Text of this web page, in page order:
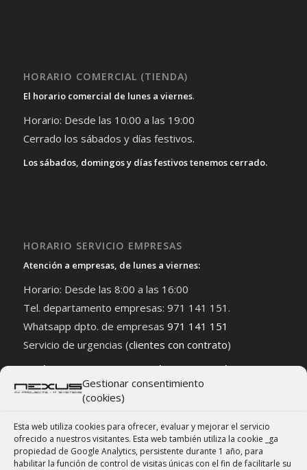
Gestionar consentimiento
(cookies)
Esta web utiliza cookies para ofrecer, evaluar y mejorar el servicio
ofrecido a nuestros visitantes. Esta web también utiliza la cookie _ga
propiedad de Google Analytics, persistente durante 1 año, para
habilitar la función de control de visitas únicas con el fin de facilitarle su
HORARIO COMERCIAL (TIENDA)
El horario comercial de lunes a viernes.
Horario: Desde las 10:00 a las 19:00
Cerrado los sábados y días festivos.
Los sábados, domingos y días festivos tenemos cerrado.
HORARIO SERVICIO EMPRESAS
Atención a empresas, de lunes a viernes:
Horario: Desde las 8:00 a las 16:00
Tel. departamento empresas: 971 141 151.
Whatsapp dpto. de empresas 971 141 151
Servicio de urgencias (clientes con contrato)
Puedes contactar con nuestro departamento de empresas
AQUÍ
NEXUS PALMA SL | 2007 – 2026